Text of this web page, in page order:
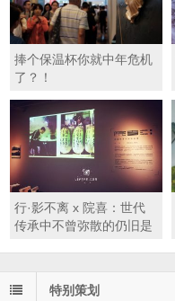
捧个保温杯你就中年危机
了？！
行·影不离 x 院喜：世代
传承中不曾弥散的仍旧是
特别策划